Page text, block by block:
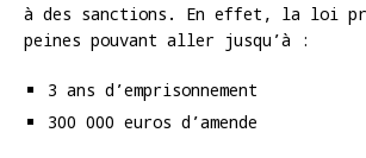
à des sanctions. En effet, la loi
peines pouvant aller jusqu’à :
3 ans d’emprisonnement
300 000 euros d’amende